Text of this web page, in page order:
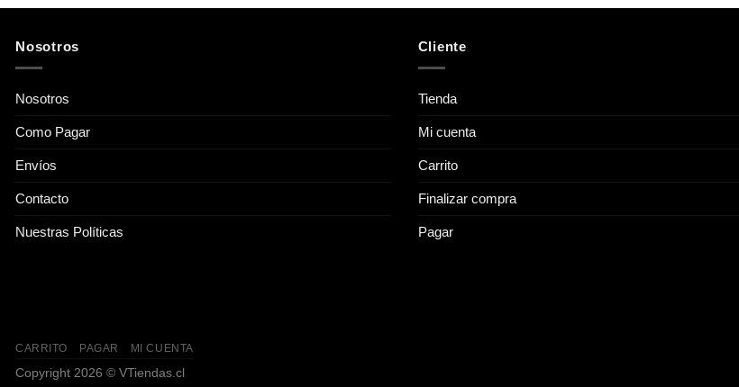
Nosotros
Nosotros
Como Pagar
Envíos
Contacto
Nuestras Políticas
Cliente
Tienda
Mi cuenta
Carrito
Finalizar compra
Pagar
CARRITO PAGAR MI CUENTA
Copyright 2026 © VTiendas.cl